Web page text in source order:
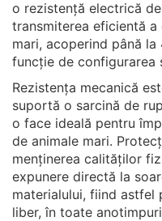
o rezistență electrică
transmiterea eficientă
mari, acoperind până
funcție de configurarea
Rezistența mecanică
suportă o sarcină de
o face ideală pentru
de animale mari.
menținerea calităților
expunere directă la
materialului, fiind astfel
liber, în toate